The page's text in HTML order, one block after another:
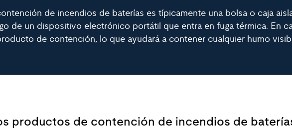
de incendios de baterías es típicamente una bolsa o caja
de un dispositivo electrónico portátil que entra en fuga térmica. En
de contención, lo que ayudará a contener cualquier humo
productos de contención de incendios de